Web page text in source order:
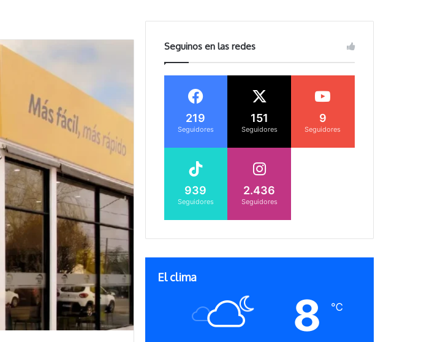
Seguinos en las redes
219
Seguidores
151
Seguidores
9
Seguidores
939
Seguidores
2.436
Seguidores
El clima
8 ℃